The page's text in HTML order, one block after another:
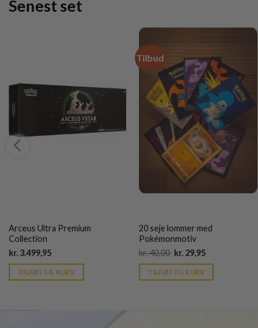
Senest set
Arceus Ultra Premium
Collection
kr.3.499,95Current
is:
kr. 39,95.
TILFØJ TIL KURV
Tilbud
20 seje lommer med
Pokémonmotiv
kr.40,00 Original
was:
kr. 40,00.
kr.29,95Current
TILFØJ TIL KURV